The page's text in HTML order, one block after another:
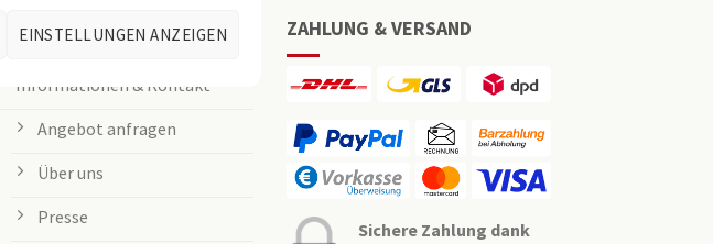
EINSTELLUNGEN ANZEIGEN
KUNDENSERVICE
Informationen & Kontakt
Angebot anfragen
Über uns
Presse
ZAHLUNG & VERSAND
Sichere Zahlung dank